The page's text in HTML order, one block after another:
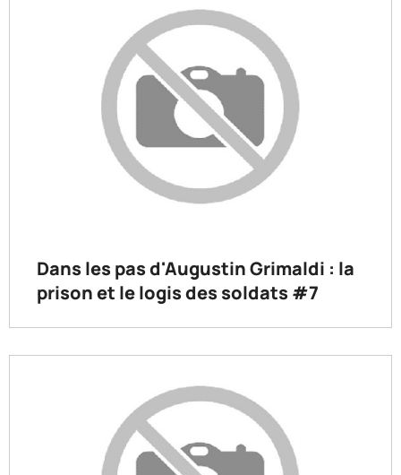
Dans les pas d'Augustin Grimaldi : la
prison et le logis des soldats #7